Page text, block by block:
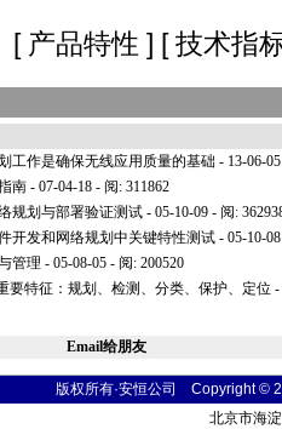
[ 产品特性 ] [技术指
工作是确保无线应用质量的基础 - 13-06-
南 - 07-04-18 - 阅: 311862
规划与部署验证测试 - 05-10-09 - 阅:
开发和网络规划中关键特性测试 - 05-10-
管理 - 05-08-05 - 阅: 200520
要特征：规划、检测、分类、保护、定位 -
Email给朋友
版权所有·安恒公司 Copyright ©
北京市海